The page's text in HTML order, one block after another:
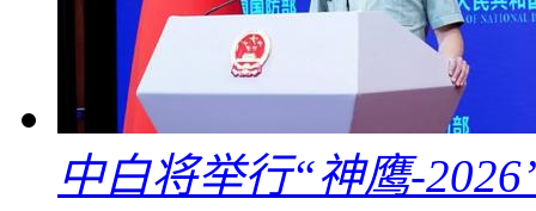
中白将举行“神鹰-